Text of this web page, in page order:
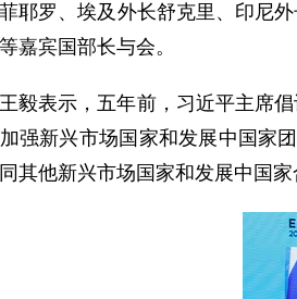
耶罗、埃及外长舒克里、印尼
嘉宾国部长与会。
王毅表示，五年前，习近平主席
强新兴市场国家和发展中国家
其他新兴市场国家和发展中国家